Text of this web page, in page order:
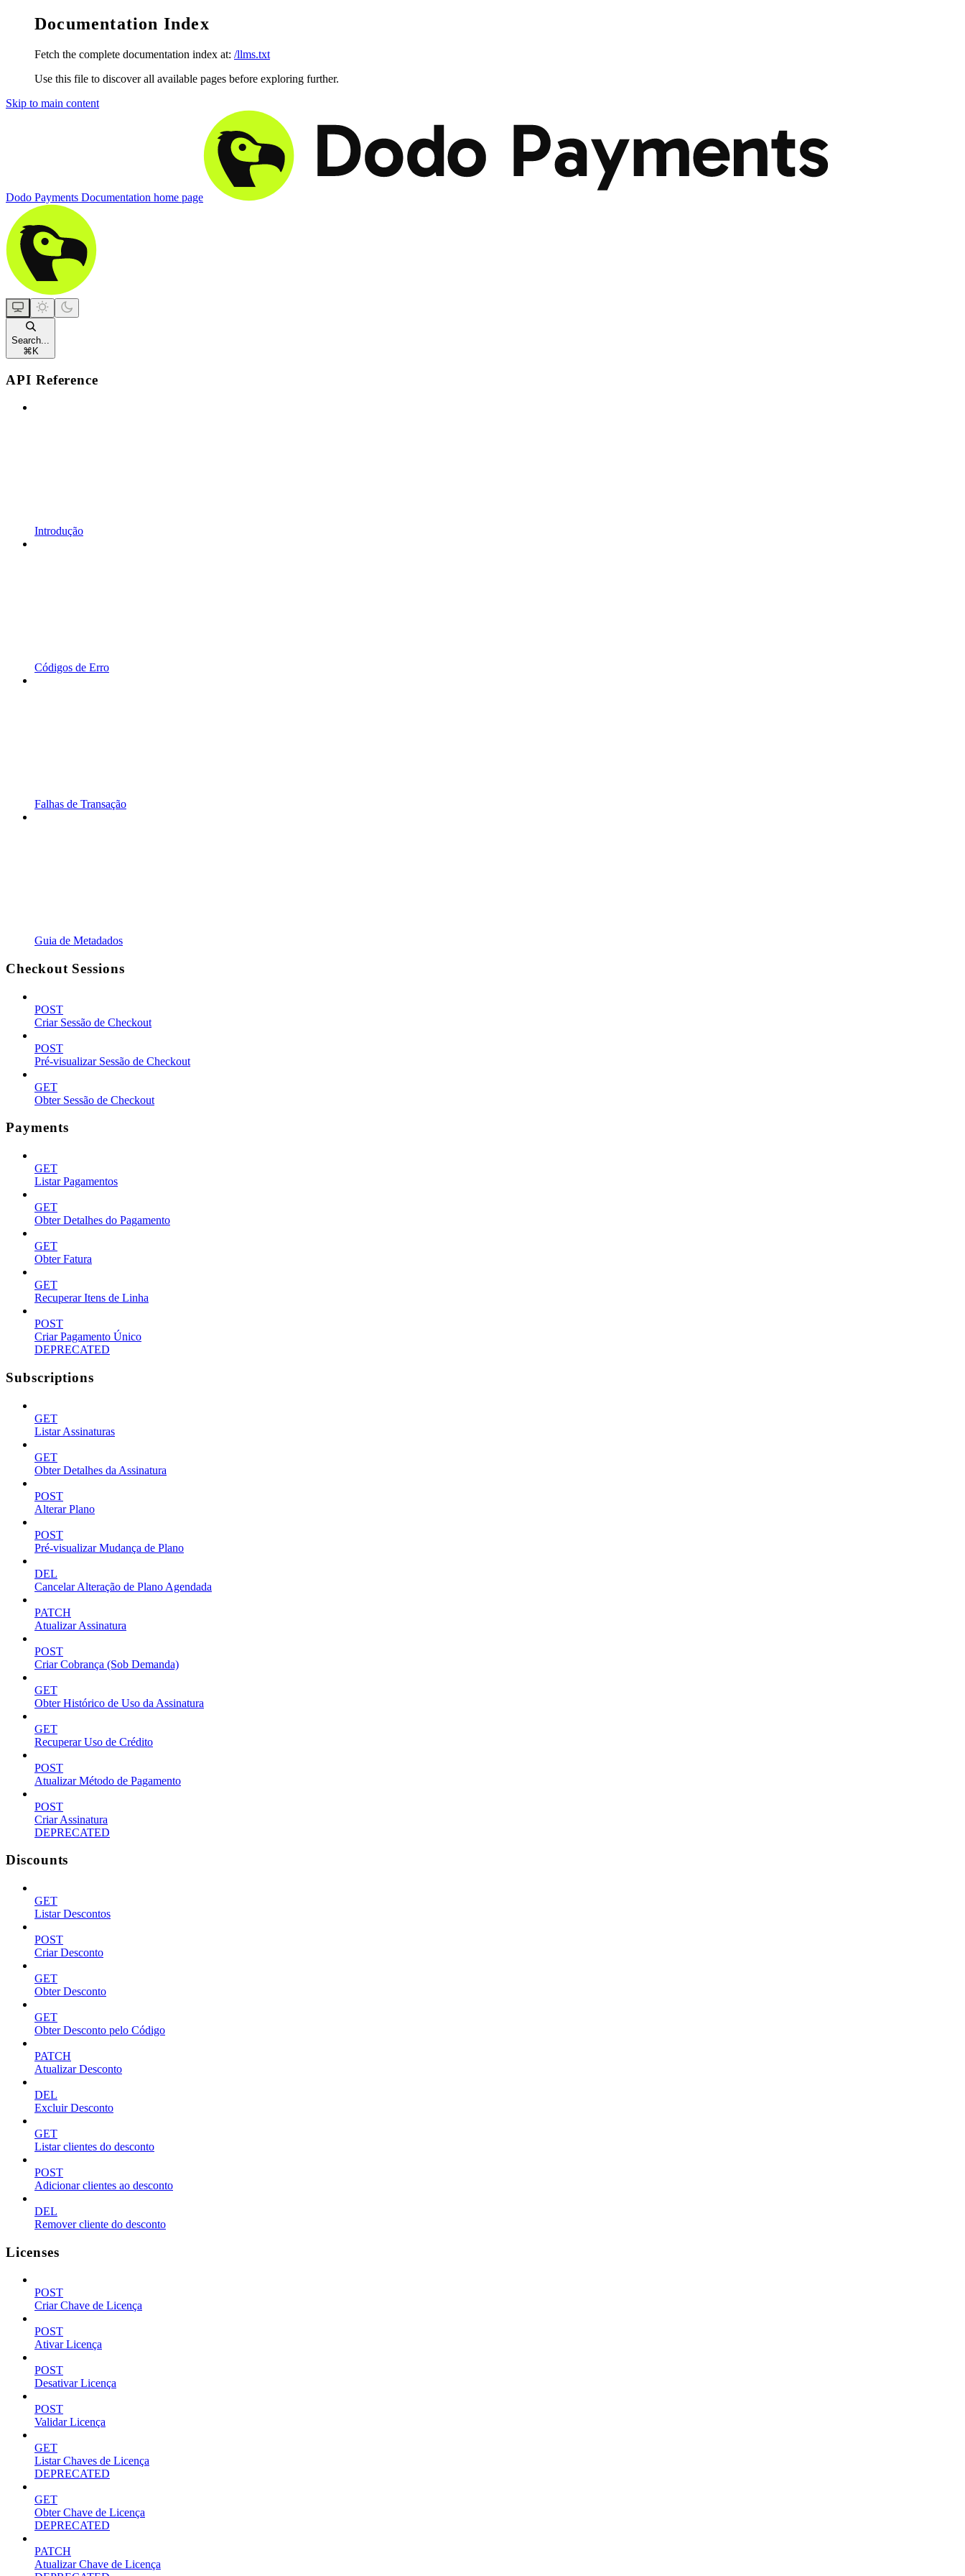
Documentation Index
Fetch the complete documentation index at: /llms.txt
Use this file to discover all available pages before exploring further.
Skip to main content
Dodo Payments Documentation home page
Search...
⌘ K
API Reference
Introdução
Códigos de Erro
Falhas de Transação
Guia de Metadados
Checkout Sessions
POST
Criar Sessão de Checkout
POST
Pré-visualizar Sessão de Checkout
GET
Obter Sessão de Checkout
Payments
GET
Listar Pagamentos
GET
Obter Detalhes do Pagamento
GET
Obter Fatura
GET
Recuperar Itens de Linha
POST
Criar Pagamento Único
DEPRECATED
Subscriptions
GET
Listar Assinaturas
GET
Obter Detalhes da Assinatura
POST
Alterar Plano
POST
Pré-visualizar Mudança de Plano
DEL
Cancelar Alteração de Plano Agendada
PATCH
Atualizar Assinatura
POST
Criar Cobrança (Sob Demanda)
GET
Obter Histórico de Uso da Assinatura
GET
Recuperar Uso de Crédito
POST
Atualizar Método de Pagamento
POST
Criar Assinatura
DEPRECATED
Discounts
GET
Listar Descontos
POST
Criar Desconto
GET
Obter Desconto
GET
Obter Desconto pelo Código
PATCH
Atualizar Desconto
DEL
Excluir Desconto
GET
Listar clientes do desconto
POST
Adicionar clientes ao desconto
DEL
Remover cliente do desconto
Licenses
POST
Criar Chave de Licença
POST
Ativar Licença
POST
Desativar Licença
POST
Validar Licença
GET
Listar Chaves de Licença
DEPRECATED
GET
Obter Chave de Licença
DEPRECATED
PATCH
Atualizar Chave de Licença